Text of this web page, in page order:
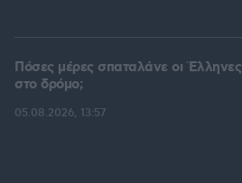
Πόσες μέρες σπαταλάνε οι Έλληνες
στο δρόμο;
05.08.2026, 13:57